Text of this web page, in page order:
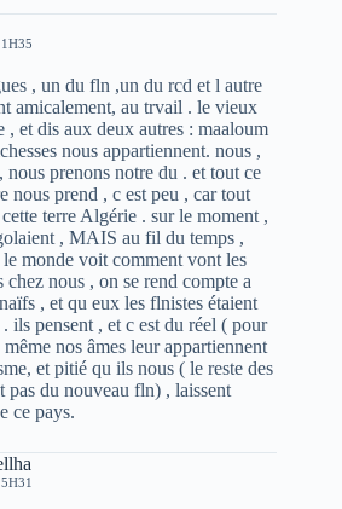
, un du fln ,un du rcd et l autre
amicalement, au trvail . le vieux
et dis aux deux autres : maaloum
nous appartiennent. nous ,
nous prenons notre du . et tout ce
nous prend , c est peu , car tout
terre Algérie . sur le moment ,
, MAIS au fil du temps ,
monde voit comment vont les
chez nous , on se rend compte a
, et qu eux les flnistes étaient
ils pensent , et c est du réel ( pour
nos âmes leur appartiennent
et pitié qu ils nous ( le reste des
pas du nouveau fln) , laissent
ce pays.